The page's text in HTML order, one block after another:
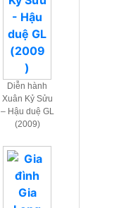
Diễn hành
Xuân Kỷ Sửu
– Hậu duệ GL
(2009)